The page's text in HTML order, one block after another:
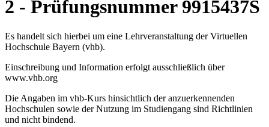
2 - Prüfungsnummer 9915437S
Es handelt sich hierbei um eine Lehrveranstaltung der Virtuellen
Hochschule Bayern (vhb).
Einschreibung und Information erfolgt ausschließlich über
www.vhb.org
Die Angaben im vhb-Kurs hinsichtlich der anzuerkennenden
Hochschulen sowie der Nutzung im Studiengang sind Richtlinien
und nicht bindend.